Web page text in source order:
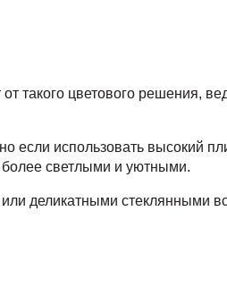
такого цветового решения,
если использовать высокий
светлыми и уютными.
деликатными стеклянными